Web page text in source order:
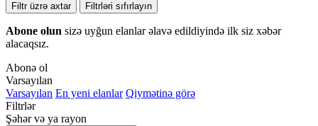
Filtr üzrə axtar Filtrləri sıfırlayın
Abone olun sizə uyğun elanlar əlavə edildiyində ilk siz xəbər
alacaqsız.
Abonə ol
Varsayılan
Varsayılan En yeni elanlar Qiymətinə görə
Filtrlər
Şəhər və ya rayon